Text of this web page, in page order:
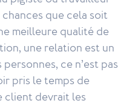
que cela soit
meilleure qualité de
une relation est un
ce n’est pas
pris le temps de
client devrait les